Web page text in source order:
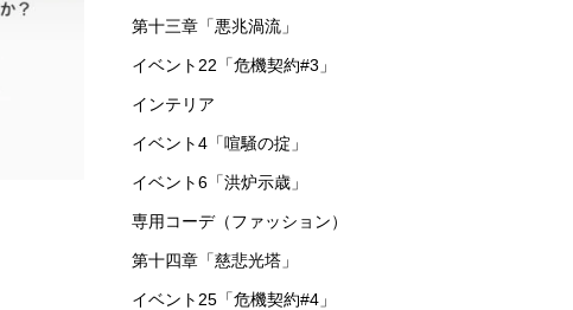
第十三章「悪兆渦流」
イベント22「危機契約#3」
インテリア
イベント4「喧騒の掟」
イベント6「洪炉示歳」
専用コーデ（ファッション）
第十四章「慈悲光塔」
イベント25「危機契約#4」